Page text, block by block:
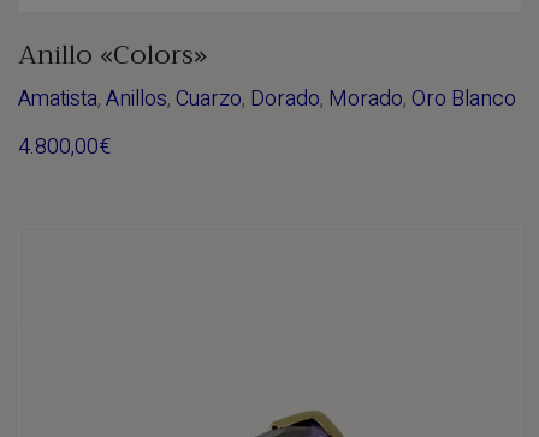
Anillo «Colors»
Amatista,Anillos,Cuarzo, Dorado, Morado,Oro Blanco
4.800,00€